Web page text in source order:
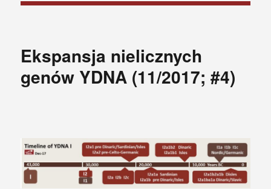
Ekspansja nielicznych
genów YDNA (11/2017; #4)